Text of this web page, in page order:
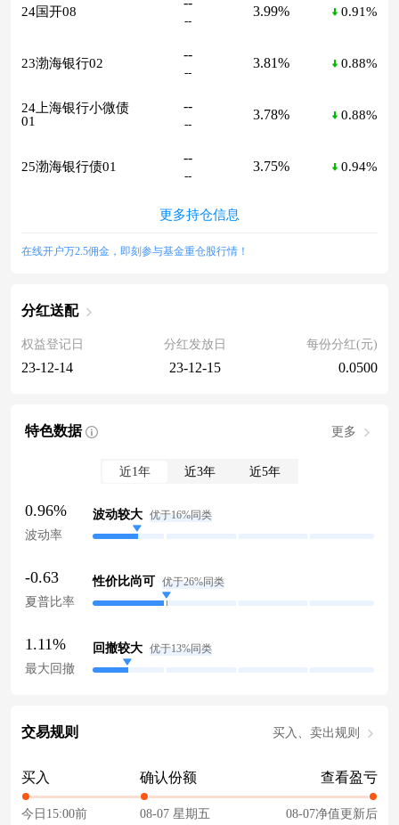
24国开08
--
3.99% 0.91%
23渤海银行02
--
--
3.81% 0.88%
24上海银行小微债
01
--
--
3.78% 0.88%
25渤海银行债01
--
--
3.75% 0.94%
更多持仓信息
在线开户万2.5佣金，即刻参与基金重仓股行情！
分红送配
权益登记日
23-12-14
分红发放日
23-12-15
每份分红(元)
0.0500
特色数据 更多
近1年 近3年 近5年
0.96%
波动率
波动较大 优于16%同类
-0.63
夏普比率
性价比尚可 优于26%同类
1.11%
最大回撤
回撤较大 优于13%同类
交易规则 买入、卖出规则
买入
今日15:00前
确认份额
08-07 星期五
查看盈亏
08-07净值更新后